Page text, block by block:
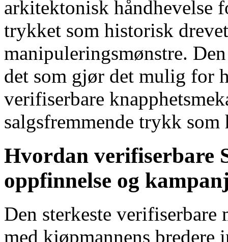
arkitektonisk håndhevelse
trykket som historisk
manipuleringsmønstre.
det som gjør det mulig for
verifiserbare
salgsfremmende trykk
Hvordan verifiserbare
oppfinnelse og
Den sterkeste verifiserbare
med kjøpmannens bredere